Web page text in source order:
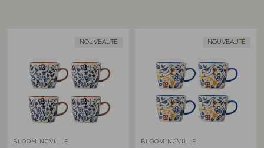
NOUVEAUTÉ
BLOOMINGVILLE
NOUVEAUTÉ
BLOOMINGVILLE